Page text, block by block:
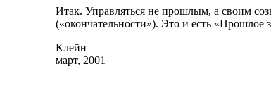
Итак. Управляться не прошлым, а своим
(«окончательности»). Это и есть «Прошлое
Клейн
март, 2001